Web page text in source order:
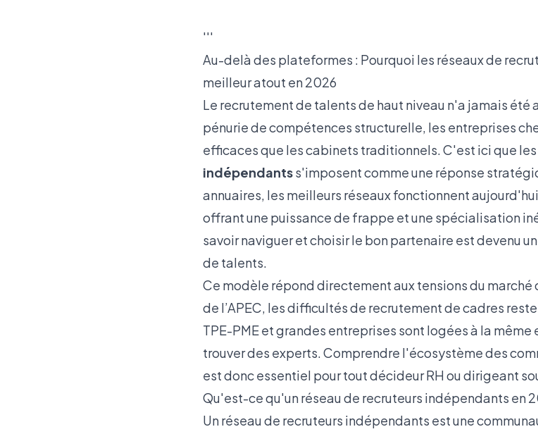
'''
Au-delà des plateformes : Pourquoi les réseaux de
meilleur atout en 2026
Le recrutement de talents de haut niveau n'a jamais été
pénurie de compétences structurelle, les entreprises
efficaces que les cabinets traditionnels. C'est ici que les
indépendantss'imposent comme une réponse
annuaires, les meilleurs réseaux fonctionnent
offrant une puissance de frappe et une spécialisation
savoir naviguer et choisir le bon partenaire est devenu
de talents.
Ce modèle répond directement aux tensions du marché
de l’APEC, les difficultés de recrutement de cadres
TPE-PME et grandes entreprises sont logées à la
trouver des experts. Comprendre l'écosystème des
est donc essentiel pour toutdécideur RH ou dirigeant
Qu'est-ce qu'un réseau de recruteurs indépendants en
Un réseau de recruteurs indépendants est une